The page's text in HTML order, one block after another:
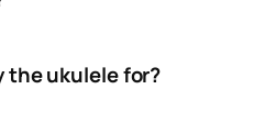
the ukulele for?